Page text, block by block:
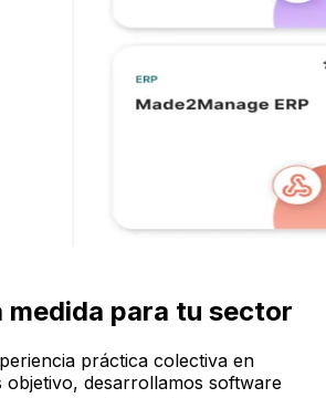
medida para tu sector
práctica colectiva en
objetivo, desarrollamos software